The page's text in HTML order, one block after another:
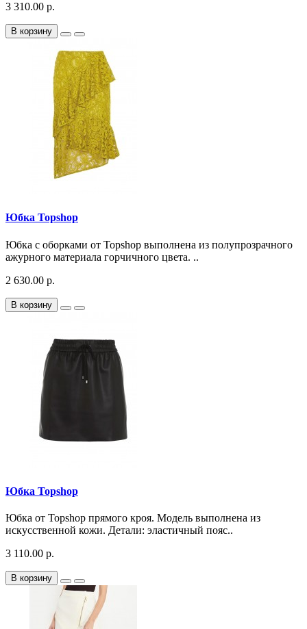
3 310.00 р.
В корзину
Юбка Topshop
Юбка с оборками от Topshop выполнена из полупрозрачного
ажурного материала горчичного цвета. ..
2 630.00 р.
В корзину
Юбка Topshop
Юбка от Topshop прямого кроя. Модель выполнена из
искусственной кожи. Детали: эластичный пояс..
3 110.00 р.
В корзину